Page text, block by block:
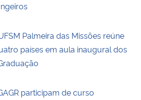
Palmeira das Missões reúne
países em aula inaugural dos
participam de curso